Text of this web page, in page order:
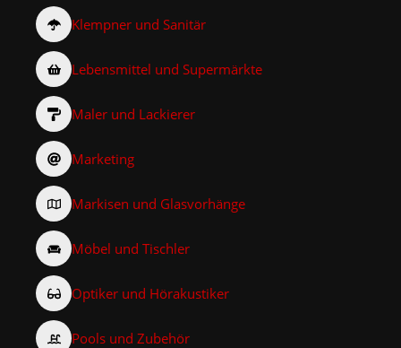
Klempner und Sanitär
Lebensmittel und Supermärkte
Maler und Lackierer
Marketing
Markisen und Glasvorhänge
Möbel und Tischler
Optiker und Hörakustiker
Pools und Zubehör